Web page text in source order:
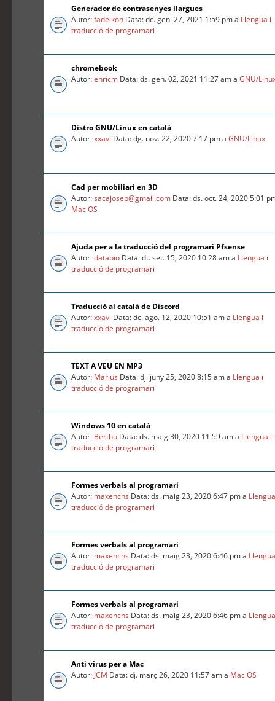
Generador de contrasenyes llargues
Autor:fadelkon Data: dc. gen. 27, 2021 1:59 pm a Llengua i
traducció de programari
chromebook
Autor:enricm Data: ds. gen. 02, 2021 11:27 am aGNU/
Distro GNU/Linux en català
Autor:xxavi Data: dg. nov. 22, 2020 7:17 pm aGNU/Linux
Cad per mobiliari en 3D
Autor:sacajosep@gmail.com Data: ds. oct. 24, 2020 5:01
Mac OS
Ajuda per a la traducció del programari Pfsense
Autor:databio Data: dt. set. 15, 2020 10:28 am a Llengua i
traducció de programari
Traducció al català de Discord
Autor:xxavi Data: dc. ago. 12, 2020 10:51 am a Llengua i
traducció de programari
TEXT A VEU EN MP3
Autor: Marius Data: dj. juny 25, 2020 8:15 am a Llengua i
traducció de programari
Windows 10 en català
Autor: Berthu Data: ds. maig 30, 2020 11:59 am a Llengua i
traducció de programari
Formes verbals al programari
Autor: maxenchs Data: ds. maig 23, 2020 6:47 pm a
traducció de programari
Formes verbals al programari
Autor: maxenchs Data: ds. maig 23, 2020 6:46 pm a
traducció de programari
Formes verbals al programari
Autor: maxenchs Data: ds. maig 23, 2020 6:46 pm a
traducció de programari
Anti virus per a Mac
Autor: JCM Data: dj. març 26, 2020 11:57 am a Mac OS